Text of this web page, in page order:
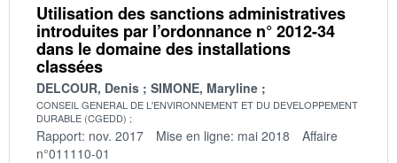
Utilisation des sanctions administratives
introduites par l’ordonnance n° 2012-34
dans le domaine des installations
classées
DELCOUR, Denis SIMONE, Maryline
CONSEIL GENERAL DE L'ENVIRONNEMENT ET DU DEVELOPPEMENT
DURABLE (CGEDD)
Rapport: nov. 2017 Mise en ligne: mai 2018
Affaire
n°011110-01